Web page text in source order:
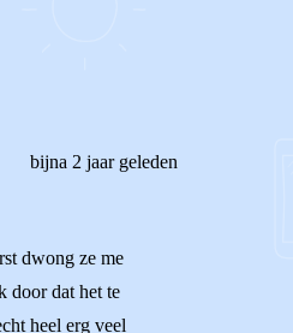
bijna 2 jaar geleden
dwong ze me
door dat het te
heel erg veel